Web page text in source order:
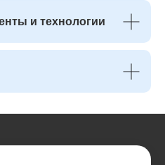
и технологии